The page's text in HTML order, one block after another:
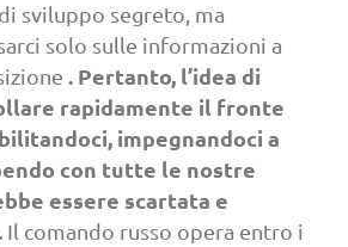
sviluppo segreto, ma
solo sulle informazioni a
. Pertanto, l’idea di
rapidamente il fronte
impegnandoci a
con tutte le nostre
essere scartata e
Il comando russo opera entro i